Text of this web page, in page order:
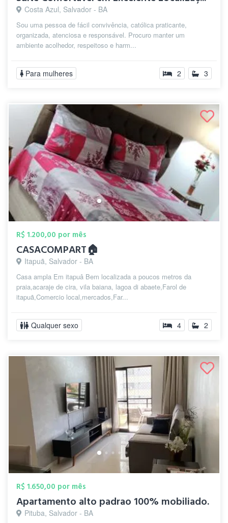
Costa Azul, Salvador - BA
Sou uma pessoa de fácil convivência, católica praticante,
organizada, atenciosa e responsável. Procuro manter um
ambiente acolhedor, respeitoso e harm...
Para mulheres 2 3
R$ 1.200,00 por mês
CASACOMPART🏠
Itapuã, Salvador - BA
Casa ampla Em itapuâ Bem localizada a poucos metros da
praia,acaraje de cira, vila baiana, lagoa di abaete,Farol de
itapuã,Comercio local,mercados,Far...
Qualquer sexo 4 2
R$ 1.650,00 por mês
Apartamento alto padrao 100% mobiliado.
Pituba, Salvador - BA